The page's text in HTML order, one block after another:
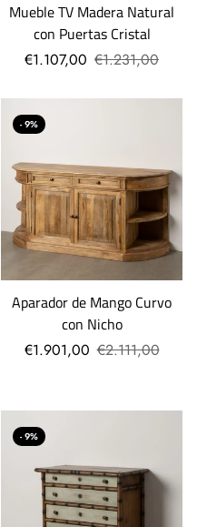
Mueble TV Madera Natural
con Puertas Cristal
€1.107,00 €1.231,00
- 9%
Aparador de Mango Curvo
con Nicho
€1.901,00 €2.111,00
- 9%